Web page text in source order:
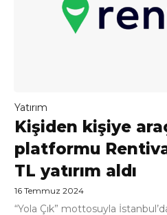
Yatırım
Kişiden kişiye
platformu
TL yatırım aldı
16 Temmuz 2024
“Yola Çık” mottosuyla